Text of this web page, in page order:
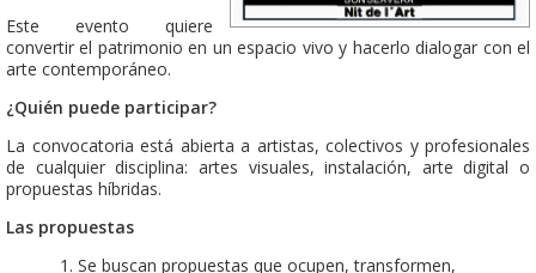
Este evento quiere
convertir el patrimonio en un espacio vivo y hacerlo dialogar con el
arte contemporáneo.
¿Quién puede participar?
La convocatoria está abierta a artistas, colectivos y profesionales
de cualquier disciplina: artes visuales, instalación, arte digital o
propuestas híbridas.
Las propuestas
Se buscan propuestas que ocupen, transformen,